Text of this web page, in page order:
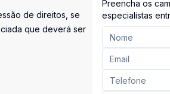
de direitos, se
que deverá ser
Preencha os
especialistas